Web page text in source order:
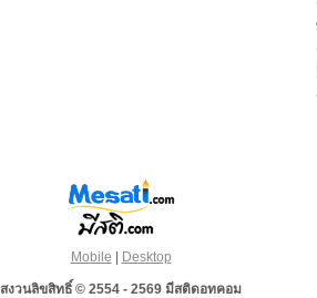
Mobile | Desktop
สงวนลิขสิทธิ์ © 2554 - 2569 มีสติดอทคอม